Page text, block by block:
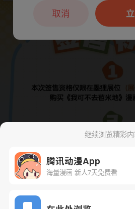
继续浏览精彩
腾讯动漫App
海量漫画 新人7天免费看
户7天免费看
取消